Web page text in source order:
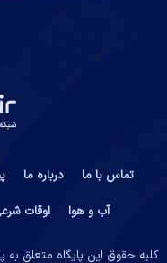
تماس با ما درباره ما
آب و هوا
اوقات
کلیه حقوق این پایگاه متعلق به